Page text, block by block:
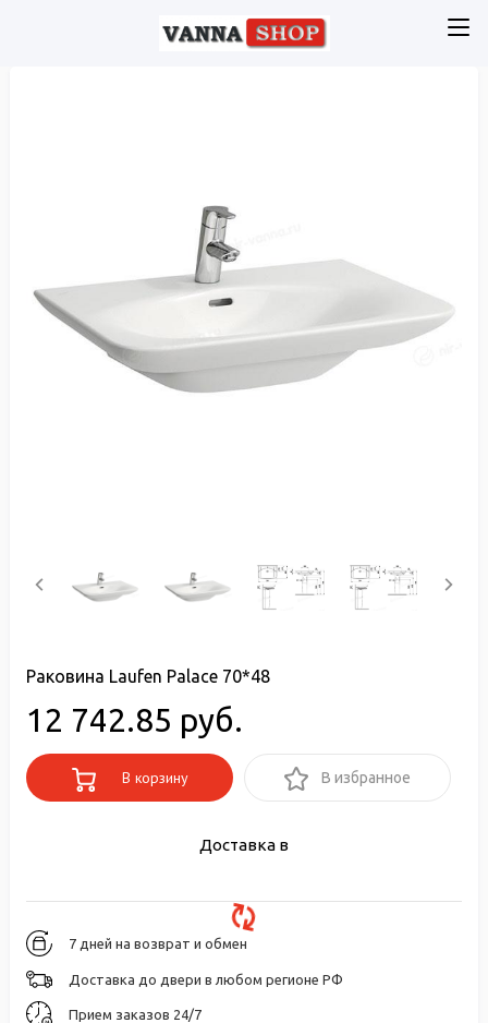
Раковина Laufen Palace 70*48
12 742.85 руб.
В корзину В избранное
Доставка в
7 дней на возврат и обмен
Доставка до двери в любом регионе РФ
Прием заказов 24/7